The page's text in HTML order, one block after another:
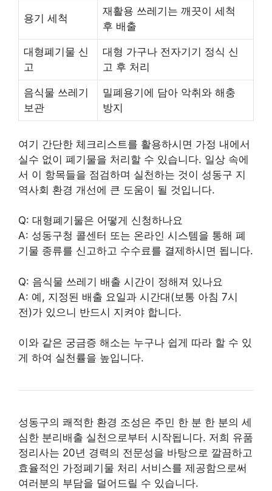
용기 세척
재활용 쓰레기는 깨끗이 세척
후 배출
대형폐기물 신
고
대형 가구나 전자기기 정식 신
고 후 처리
음식물 쓰레기
보관
밀폐용기에 담아 악취와 해충
방지
여기 간단한 체크리스트를 활용하시면 가정 내에서
실수 없이 폐기물을 처리할 수 있습니다. 일상 속에
서 이 항목들을 점검하며 실천하는 것이 성동구 지
역사회 환경 개선에 큰 도움이 될 것입니다.
Q: 대형폐기물은 어떻게 신청하나요
A: 성동구청 콜센터 또는 온라인 시스템을 통해 폐
기물 종류를 신고하고 수수료를 결제하시면 됩니다.
Q: 음식물 쓰레기 배출 시간이 정해져 있나요
A: 예, 지정된 배출 요일과 시간대(보통 아침 7시
전)가 있으니 반드시 지켜야 합니다.
이와 같은 궁금증 해소는 누구나 쉽게 따라 할 수 있
게 하여 실천률을 높입니다.
성동구의 쾌적한 환경 조성은 주민 한 분 한 분의 세
심한 분리배출 실천으로부터 시작됩니다. 저희 유품
정리사는 20년 경력의 전문성을 바탕으로 깔끔하고
효율적인 가정폐기물 처리 서비스를 제공함으로써
여러분의 부담을 덜어드릴 수 있습니다.